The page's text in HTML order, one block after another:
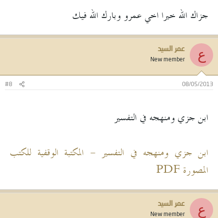
جزاك الله خيرا اخي عمرو وبارك الله فيك
ع عمر السيد
New member
08/05/2013
#8
ابن جزي ومنهجه في التفسير
ابن جزي ومنهجه في التفسير - المكتبة الوقفية للكتب
المصورة PDF
ع عمر السيد
New member